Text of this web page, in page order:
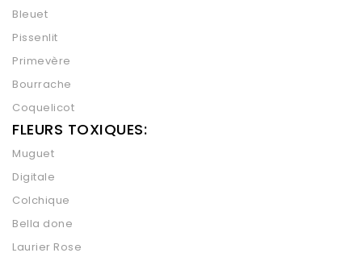
Bleuet
Pissenlit
Primevère
Bourrache
Coquelicot
FLEURS TOXIQUES:
Muguet
Digitale
Colchique
Bella done
Laurier Rose